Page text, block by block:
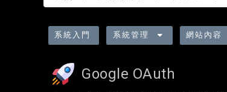
系統入門 系統管理 網站內容
Google OAuth